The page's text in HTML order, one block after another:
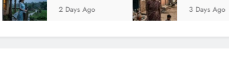
2 Days Ago 3 Days Ago